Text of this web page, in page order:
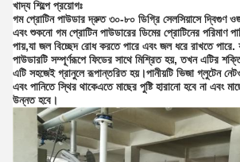
খাদ্য শিল্পে প্রয়োগঃ
গম প্রোটিন পাউডার দ্রুত ৩০-৮০ ডিগ্রি সেলসিয়াসে দ্বিগুণ
এবং শুকনো গম প্রোটিন পাউডারের ডিমের প্রোটিনের পরিমাণ
পায়,যা জল বিচ্ছেদ রোধ করতে পারে এবং জল ধরে রাখতে
পাউডারটি সম্পূর্ণরূপে ফিডের সাথে মিশ্রিত হয়, তখন এটির
এটি সহজেই গ্রানুলে রূপান্তরিত হয়।পানীয়টি ভিজা গ্লুটেন
এবং পানিতে স্থির থাকেএতে মাছের পুষ্টি হারানো হবে না এবং
উন্নত হবে।